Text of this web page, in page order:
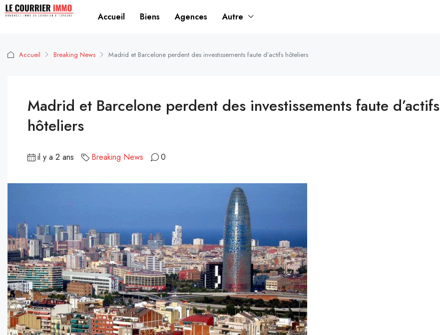
Accueil Biens Agences Autre
Accueil Breaking News Madrid et Barcelone perdent des investissements faute d’actifs hôteliers
Madrid et Barcelone perdent des investissements faute d’actifs
hôteliers
il y a 2 ans Breaking News 0